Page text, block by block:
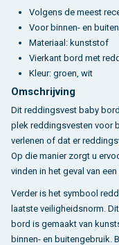
Volgens de meest
Voor binnen- en
Materiaal: kunststof
Vierkant bord met
Kleur: groen, wit
Omschrijving
Dit reddingsvest baby
plek reddingsvesten voor
verlenen of dat er
Op die manier zorgt u
vinden in het geval van
Verder is het symbool
laatste veiligheidsnorm.
bord is gemaakt van
binnen- en buitengebruik.